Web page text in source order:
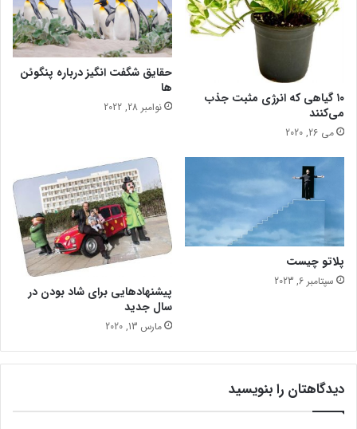
۱۰ گیاهی که انرژی مثبت جذب
می‌کنند
می 26, 2020
حقایق شگفت انگیز درباره پنگوئن
ها
نوامبر 28, 2022
پلاتو چیست
سپتامبر 6, 2023
پیشنهاد‌هایی برای شاد بودن در
سال جدید
مارس 13, 2020
دیدگاهتان را بنویسید